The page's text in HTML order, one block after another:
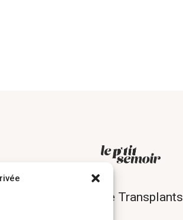
Commande de Transplants